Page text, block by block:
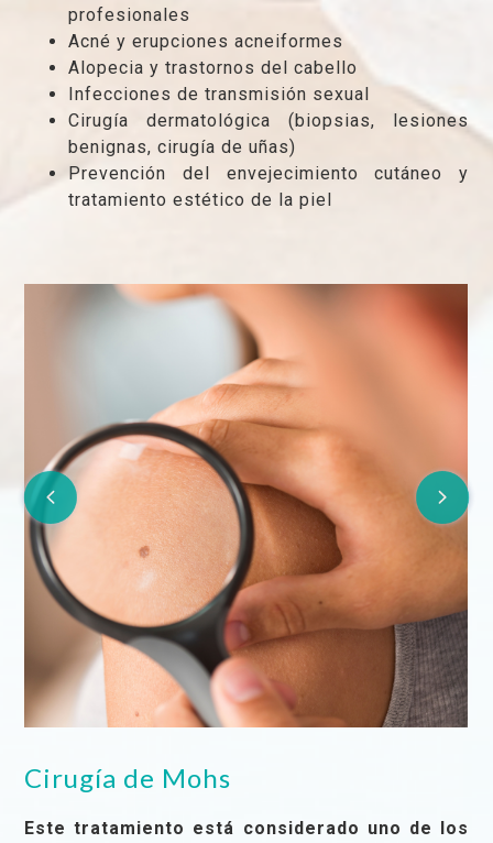
profesionales
Acné y erupciones acneiformes
Alopecia y trastornos del cabello
Infecciones de transmisión sexual
Cirugía dermatológica (biopsias, lesiones
benignas, cirugía de uñas)
Prevención del envejecimiento cutáneo y
tratamiento estético de la piel
Cirugía de Mohs
Este tratamiento está considerado uno de los